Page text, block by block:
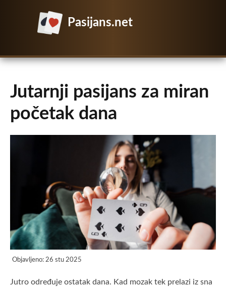
Pasijans.net
Jutarnji pasijans za miran
početak dana
Objavljeno: 26 stu 2025
Jutro određuje ostatak dana. Kad mozak tek prelazi iz sna